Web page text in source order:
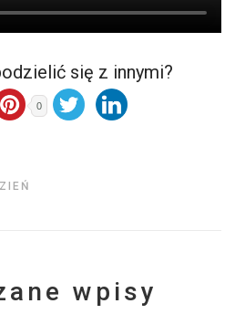
się z innymi?
0
wpisy